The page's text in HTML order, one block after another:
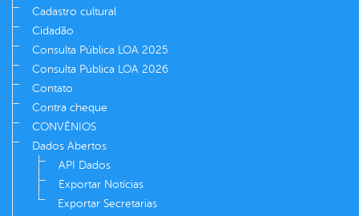
Cadastro cultural
Cidadão
Consulta Pública LOA 2025
Consulta Pública LOA 2026
Contato
Contra cheque
CONVÊNIOS
Dados Abertos
API Dados
Exportar Notícias
Exportar Secretarias